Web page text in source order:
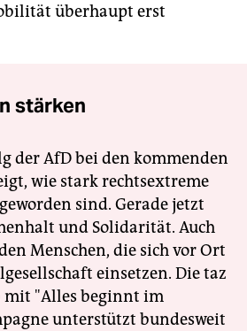
überhaupt erst
stärken
der AfD bei den kommenden
wie stark rechtsextreme
sind. Gerade jetzt
und Solidarität. Auch
Menschen, die sich vor Ort
einsetzen. Die taz
mit "Alles beginnt im
unterstützt bundesweit